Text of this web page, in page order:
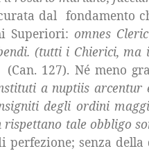
dal fondamento
Superiori: omnes
(tutti i Chierici,
(Can. 127). Né meno
a nuptiis arcentur
degli ordini
tale obbligo
perfezione; senza